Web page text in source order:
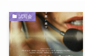
試写会